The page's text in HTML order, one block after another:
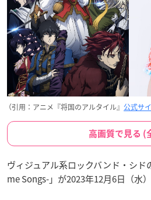
（引用：アニメ『将国のアルタイル』 公式サ
高画質で見る (
ヴィジュアル系ロックバンド・シ
me Songs-」が2023年12月6日（水